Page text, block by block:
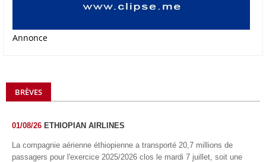
Annonce
BRÈVES
01/08/26 ETHIOPIAN AIRLINES
La compagnie aérienne éthiopienne a transporté 20,7 millions de
passagers pour l'exercice 2025/2026 clos le mardi 7 juillet, soit une